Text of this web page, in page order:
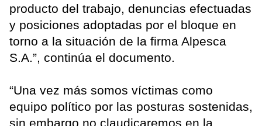
producto del trabajo, denuncias efectuadas
y posiciones adoptadas por el bloque en
torno a la situación de la firma Alpesca
S.A.”, continúa el documento.
“Una vez más somos víctimas como
equipo político por las posturas sostenidas,
sin embargo no claudicaremos en la